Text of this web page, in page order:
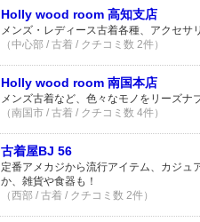
Holly wood room 高知支店
メンズ・レディース古着各種、アクセサ
（中心部 / 古着 / クチコミ数 2件）
Holly wood room 南国本店
メンズ古着など、色々なモノをリーズナ
（南国市 / 古着 / クチコミ数 4件）
古着屋BJ 56
定番アメカジから流行アイテム、カジュ
か、雑貨や食器も！
（西部 / 古着 / クチコミ数 2件）